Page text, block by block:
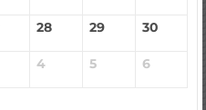
28 29 30
4 5 6